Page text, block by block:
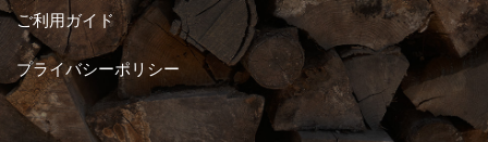
ご利用ガイド
プライバシーポリシー